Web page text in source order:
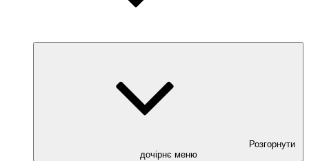
Розгорнути
дочірнє меню